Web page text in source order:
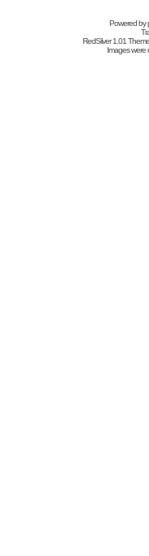
Powered by
RedSilver 1.01
Images were